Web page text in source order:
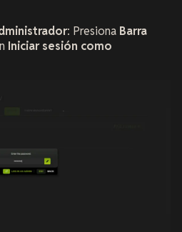
: Presiona Barra
Iniciar sesión como